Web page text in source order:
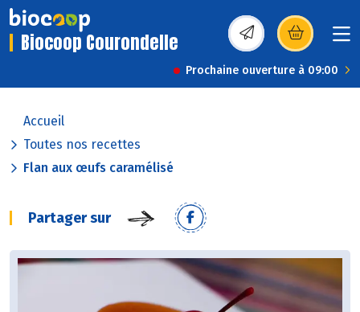
Biocoop Courondelle (s’ouvre dans une
Prochaine ouverture à 09:00
Accueil
Toutes nos recettes
Flan aux œufs caramélisé
Partager sur